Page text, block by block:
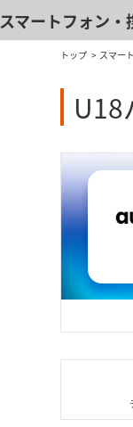
スマートフォン・
トップ スマー
U18